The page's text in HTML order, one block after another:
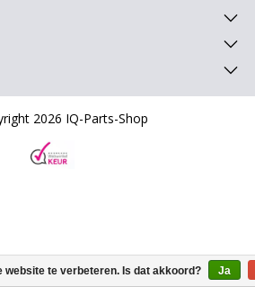
2026 IQ-Parts-Shop
website te verbeteren. Is dat akkoord? Ja